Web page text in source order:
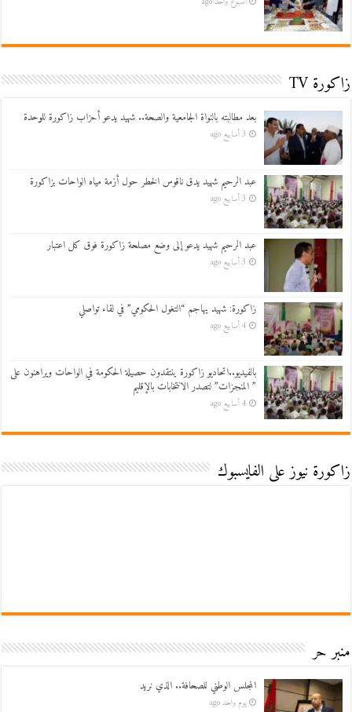
زاكورة TV
بعد مطالبته بالنواة الجامعية والصحة.. شهيد يدعو أحزاب زاكورة للوحدة
3 أسابيع ago
عبد الرحيم شهيد يدق ناقوس الخطر حول أزمة مياه الواحات بزاكورة
3 أسابيع ago
عبد الرحيم شهيد يدعو إلى وضع مصلحة زاكورة فوق كل اعتبار
3 أسابيع ago
زاكورة: شهيد يهاجم “التغول الحكومي” في لقاء تواصلي
4 أسابيع ago
بالفيديو..اتحاديو زاكورة ينتقدون حصيلة الحكومة في الواحات ويراهنون على
” المنجزات” لتصدر الانتخابات بالإقليم
4 أسابيع ago
زاكورة نيوز على الفايسبوك
منبر حر
المجلس الوطني للصحافة.. الذي نريد
يوم واحد ago